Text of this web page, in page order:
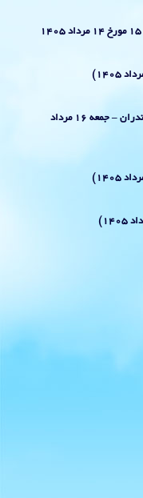
پیش بینی 7 روزه وضع هوای استان مازندران – جمعه 16 مرداد